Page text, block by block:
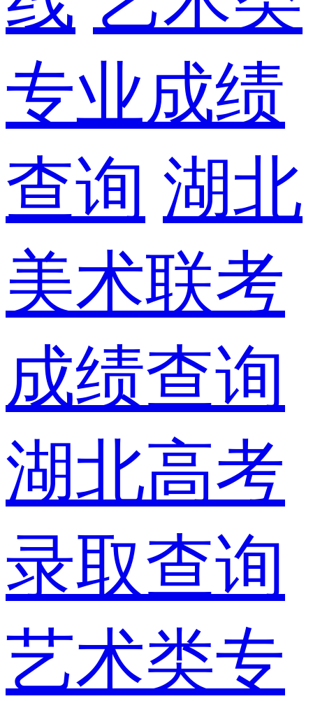
专业成绩
查询 湖北
美术联考
成绩查询
湖北高考
录取查询
艺术类专